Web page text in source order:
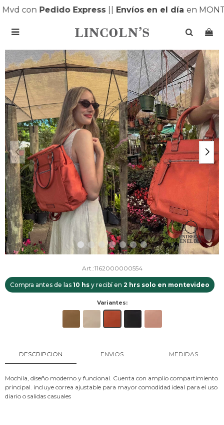
conPedido Express|| Envíos en el díaen

1162000000554
Compra antes de las 10 hs y recibí en 2 hrs solo en montevideo
Variantes:
DESCRIPCION ENVIOS MEDIDAS
Mochila, diseño moderno y funcional. Cuenta con amplio compartimiento
principal. incluye correa ajustable para mayor comodidad ideal para el uso
diario o salidas casuales